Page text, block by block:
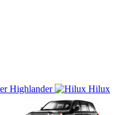
Highlander Hilux